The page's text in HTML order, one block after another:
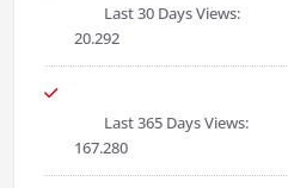
Last 30 Days Views:
20.292
Last 365 Days Views:
167.280